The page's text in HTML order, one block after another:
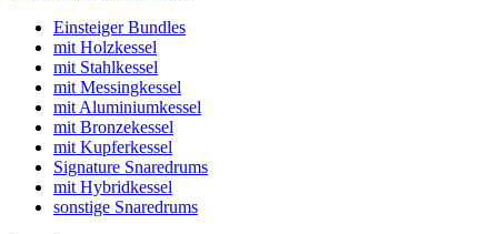
Einsteiger Bundles
mit Holzkessel
mit Stahlkessel
mit Messingkessel
mit Aluminiumkessel
mit Bronzekessel
mit Kupferkessel
Signature Snaredrums
mit Hybridkessel
sonstige Snaredrums